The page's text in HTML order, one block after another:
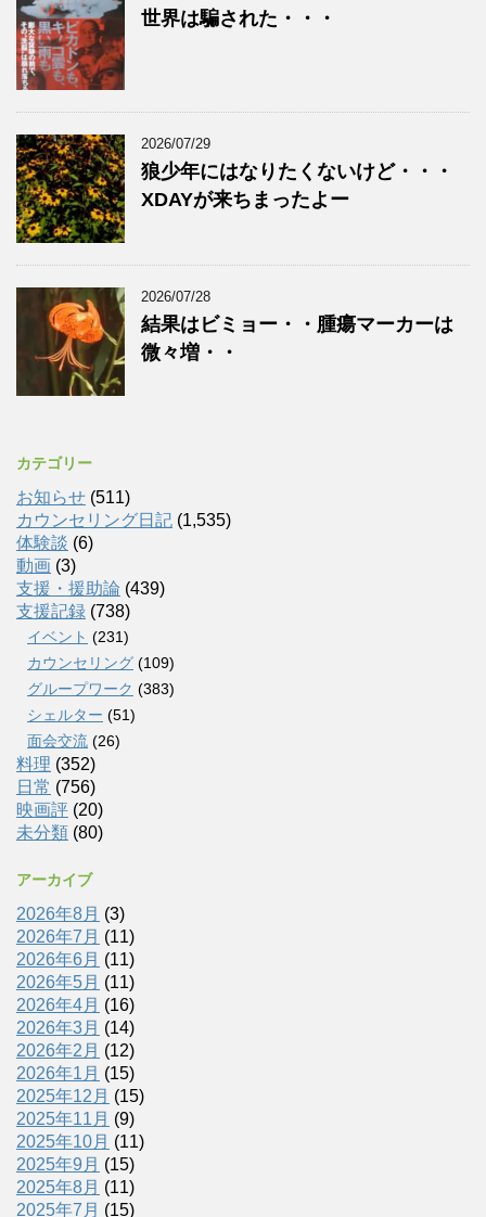
世界は騙された・・・
2026/07/29
狼少年にはなりたくないけど・・・
XDAYが来ちまったよー
2026/07/28
結果はビミョー・・腫瘍マーカーは
微々増・・
カテゴリー
お知らせ (511)
カウンセリング日記 (1,535)
体験談 (6)
動画 (3)
支援・援助論 (439)
支援記録 (738)
イベント (231)
カウンセリング (109)
グループワーク (383)
シェルター (51)
面会交流 (26)
料理 (352)
日常 (756)
映画評 (20)
未分類 (80)
アーカイブ
2026年8月 (3)
2026年7月 (11)
2026年6月 (11)
2026年5月 (11)
2026年4月 (16)
2026年3月 (14)
2026年2月 (12)
2026年1月 (15)
2025年12月 (15)
2025年11月 (9)
2025年10月 (11)
2025年9月 (15)
2025年8月 (11)
2025年7月 (15)